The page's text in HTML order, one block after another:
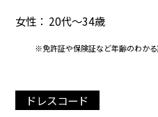
女性： 20代～34歳
※免許証や保険証など年齢のわか
ドレスコード